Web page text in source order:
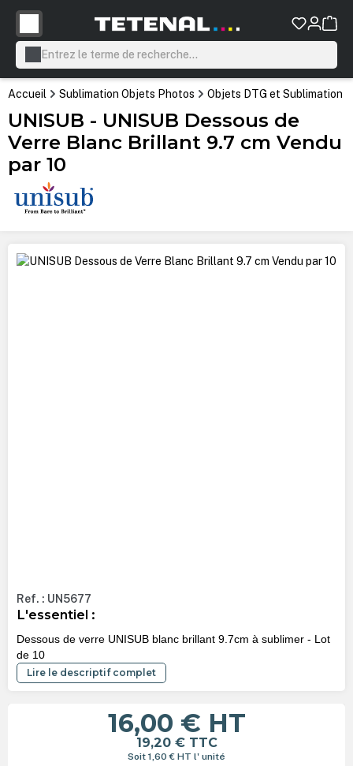
principal
Accueil Sublimation Objets Photos Objets DTG et Sublimation
UNISUB - UNISUB Dessous de
Verre Blanc Brillant 9.7 cm Vendu
par 10
Ignorer la galerie d'images
Ref. : UN5677
L'essentiel :
Dessous de verre UNISUB blanc brillant 9.7cm à sublimer - Lot
de 10
Lire le descriptif complet
16,00 € HT
19,20 € TTC
Soit 1,60 € HT l' unité